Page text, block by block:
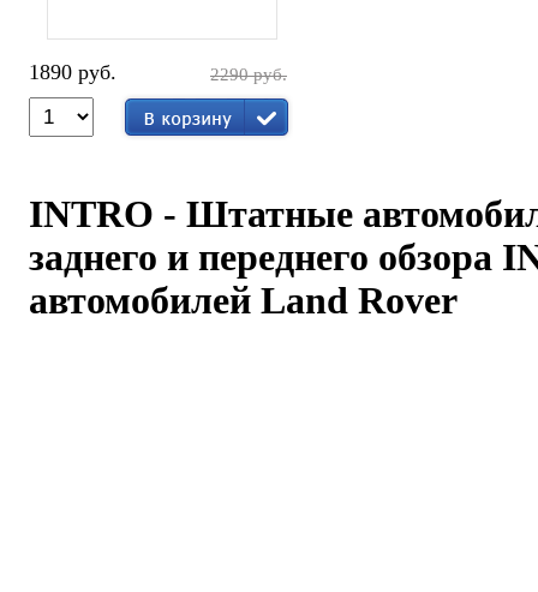
1890 руб. 2290 руб.
INTRO - Штатные
заднего и переднего обзора
автомобилей Land Rover